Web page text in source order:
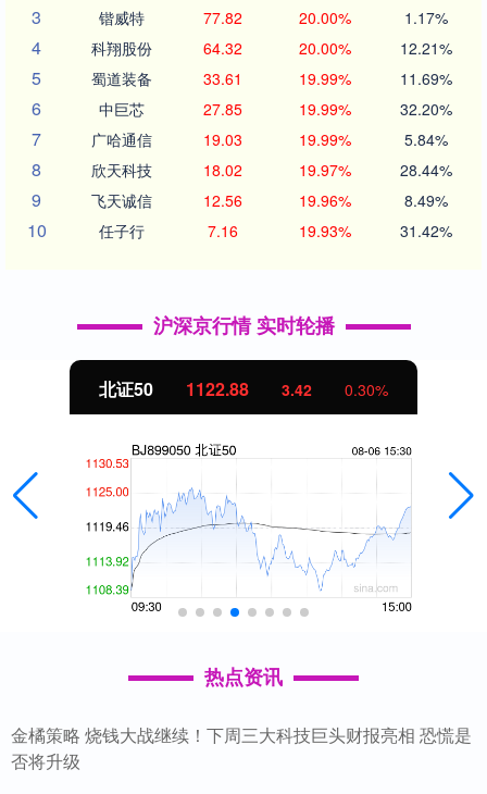
3 锴威特 77.82 20.00% 1.17%
4 科翔股份 64.32 20.00% 12.21%
5 蜀道装备 33.61 19.99% 11.69%
6 中巨芯 27.85 19.99% 32.20%
7 广哈通信 19.03 19.99% 5.84%
8 欣天科技 18.02 19.97% 28.44%
9 飞天诚信 12.56 19.96% 8.49%
10 任子行 7.16 19.93% 31.42%
沪深京行情 实时轮播
北证50 1122.88 3.42 0.30%
热点资讯
金橘策略 烧钱大战继续！下周三大科技巨头财报亮相 恐慌是
否将升级